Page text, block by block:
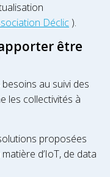
Déclic ).
être
besoins au suivi des
les collectivités à
proposées
d’IoT, de data